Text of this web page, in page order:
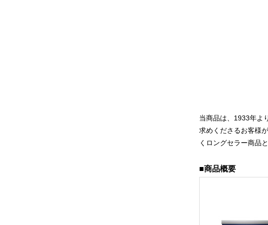
当商品は、1933年よ
求めくださるお客様
くロングセラー商品
■商品概要